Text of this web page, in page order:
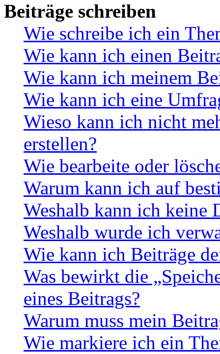
Beiträge schreiben
Wie schreibe ich ein
Wie kann ich einen
Wie kann ich meinem
Wie kann ich eine
Wieso kann ich nicht
erstellen?
Wie bearbeite oder
Warum kann ich auf
Weshalb kann ich keine
Weshalb wurde ich
Wie kann ich Beiträge
Was bewirkt die
eines Beitrags?
Warum muss mein
Wie markiere ich ein